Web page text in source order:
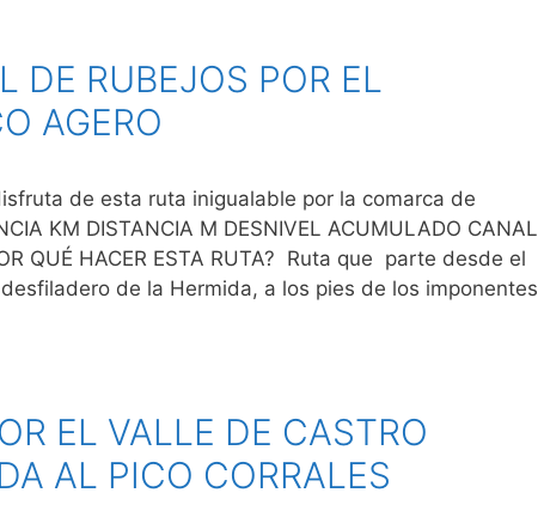
DE RUBEJOS POR EL
AGERO
de esta ruta inigualable por la comarca de
KM DISTANCIA M DESNIVEL ACUMULADO CANAL
QUÉ HACER ESTA RUTA? Ruta que parte desde el
de la Hermida, a los pies de los imponentes
EL VALLE DE CASTRO
AL PICO CORRALES